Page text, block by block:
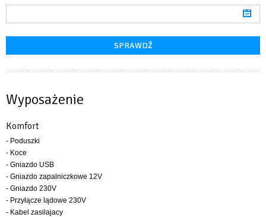
Wyposażenie
Komfort
- Poduszki
- Koce
- Gniazdo USB
- Gniazdo zapalniczkowe 12V
- Gniazdo 230V
- Przyłącze lądowe 230V
- Kabel zasilajacy